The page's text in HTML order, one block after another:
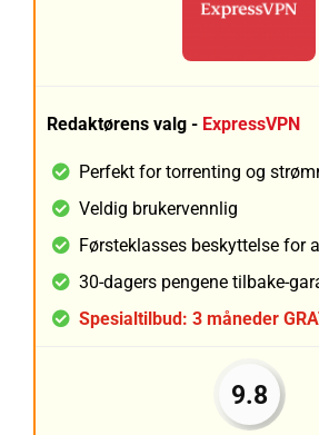
Redaktørens valg - ExpressVPN
Perfekt for torrenting og
Veldig brukervennlig
Førsteklasses beskyttelse for
30-dagers pengene tilbake-
Spesialtilbud: 3 måneder
9.8